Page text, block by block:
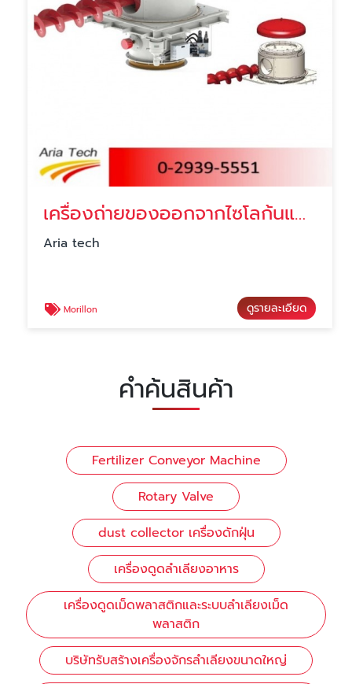
เครื่องถ่ายของออกจากไซโลก้นแบน ราคา
Aria tech
Morillon ดูรายละเอียด
คำค้นสินค้า
Fertilizer Conveyor Machine
Rotary Valve
dust collector เครื่องดักฝุ่น
เครื่องดูดลำเลียงอาหาร
เครื่องดูดเม็ดพลาสติกและระบบลำเลียงเม็ด
พลาสติก
บริษัทรับสร้างเครื่องจักรลำเลียงขนาดใหญ่